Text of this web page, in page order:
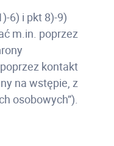
6) i pkt 8)-9)
m.in. poprzez
kontakt
na wstępie, z
osobowych”).